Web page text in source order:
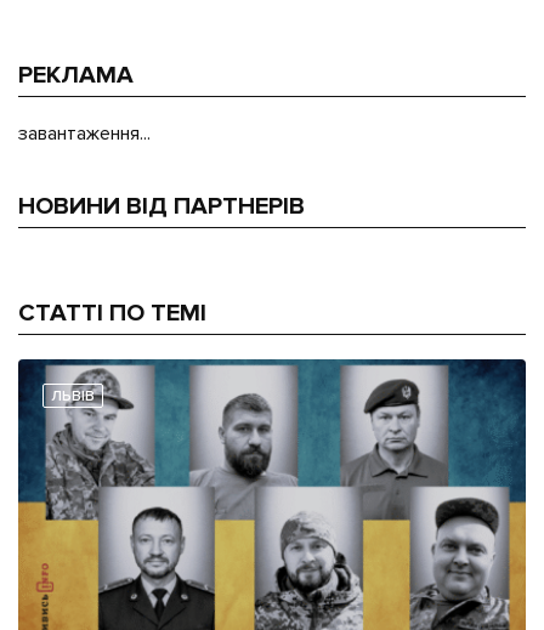
РЕКЛАМА
завантаження...
НОВИНИ ВІД ПАРТНЕРІВ
СТАТТІ ПО ТЕМІ
ЛЬВІВ